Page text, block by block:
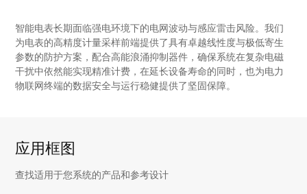
智能电表长期面临强电环境下的电网波动与感应雷击风险。我们
为电表的高精度计量采样前端提供了具有卓越线性度与极低寄生
参数的防护方案，配合高能浪涌抑制器件，确保系统在复杂电磁
干扰中依然能实现精准计费，在延长设备寿命的同时，也为电力
物联网终端的数据安全与运行稳健提供了坚固保障。
应用框图
查找适用于您系统的产品和参考设计